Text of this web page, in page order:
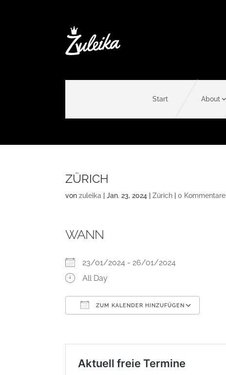
Start About
ZÜRICH
vonzuleika |Jan. 23, 2024 |Zürich |0 Kommentare
WANN
23/01/2024 - 26/01/2024
All Day
ZUM KALENDER HINZUFÜGEN